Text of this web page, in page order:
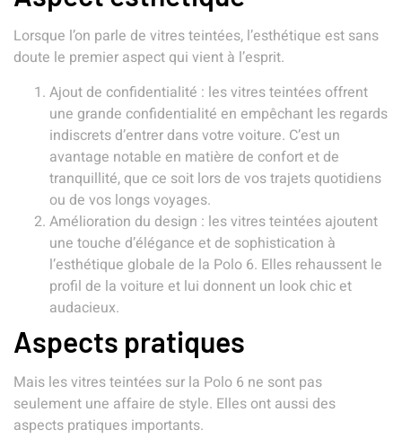
Lorsque l’on parle de vitres teintées, l’esthétique est sans
doute le premier aspect qui vient à l’esprit.
Ajout de confidentialité : les vitres teintées offrent
une grande confidentialité en empêchant les regards
indiscrets d’entrer dans votre voiture. C’est un
avantage notable en matière de confort et de
tranquillité, que ce soit lors de vos trajets quotidiens
ou de vos longs voyages.
Amélioration du design : les vitres teintées ajoutent
une touche d’élégance et de sophistication à
l’esthétique globale de la Polo 6. Elles rehaussent le
profil de la voiture et lui donnent un look chic et
audacieux.
Aspects pratiques
Mais les vitres teintées sur la Polo 6 ne sont pas
seulement une affaire de style. Elles ont aussi des
aspects pratiques importants.